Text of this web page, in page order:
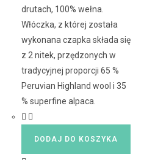
drutach, 100% wełna.
Włóczka, z której została
wykonana czapka składa się
z 2 nitek, przędzonych w
tradycyjnej proporcji 65 %
Peruvian Highland wool i 35
% superfine alpaca.
DODAJ DO KOSZYKA